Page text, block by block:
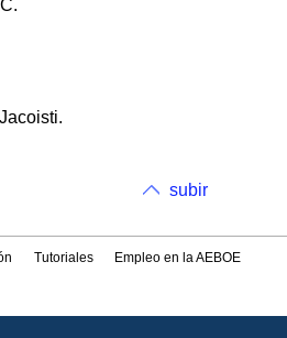
subir
Tutoriales Empleo en la AEBOE